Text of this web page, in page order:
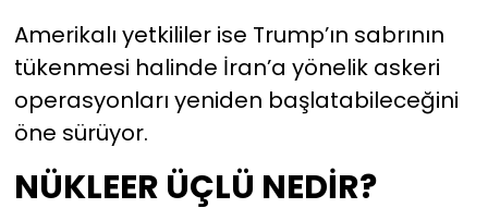
Amerikalı yetkililer ise Trump’ın sabrının
tükenmesi halinde İran’a yönelik askeri
operasyonları yeniden başlatabileceğini
öne sürüyor.
NÜKLEER ÜÇLÜ NEDİR?